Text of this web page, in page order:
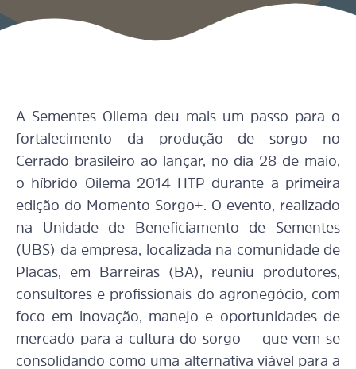
A Sementes Oilema deu mais um passo para o
fortalecimento da produção de sorgo no
Cerrado brasileiro ao lançar, no dia 28 de maio,
o híbrido Oilema 2014 HTP durante a primeira
edição do Momento Sorgo+. O evento, realizado
na Unidade de Beneficiamento de Sementes
(UBS) da empresa, localizada na comunidade de
Placas, em Barreiras (BA), reuniu produtores,
consultores e profissionais do agronegócio, com
foco em inovação, manejo e oportunidades de
mercado para a cultura do sorgo — que vem se
consolidando como uma alternativa viável para a